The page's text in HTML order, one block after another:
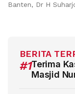
Banten, Dr H
BERITA
#1Terima
Masjid